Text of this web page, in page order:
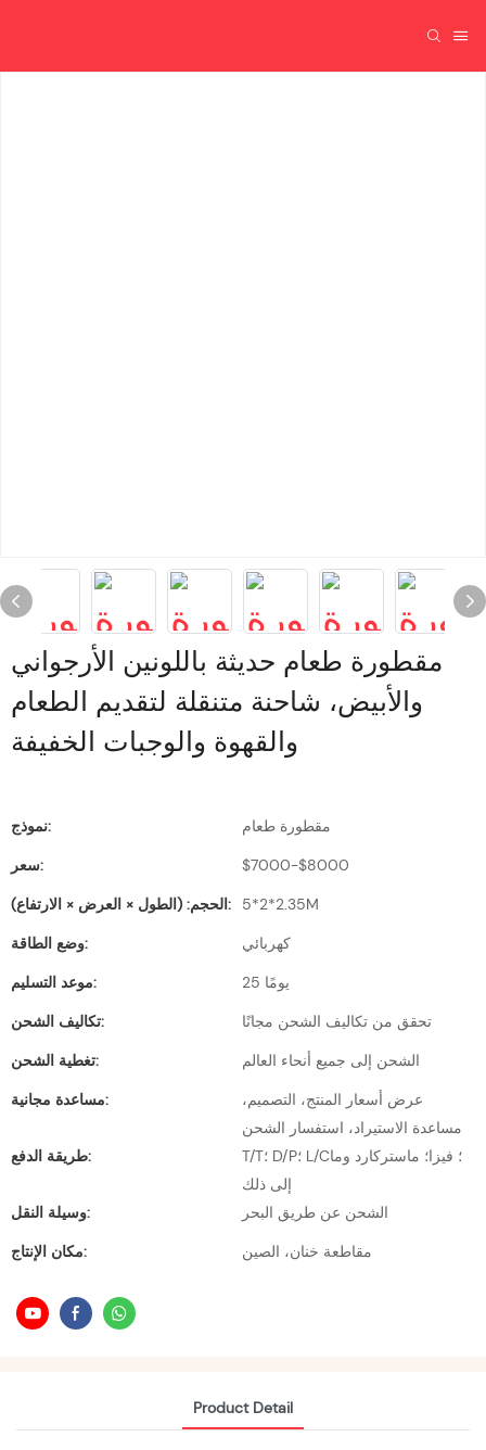
مقطورة طعام حديثة باللونين الأرجواني
والأبيض، شاحنة متنقلة لتقديم الطعام
والقهوة والوجبات الخفيفة
نموذج:
مقطورة طعام
سعر:
$7000-$8000
الحجم: (الطول × العرض × الارتفاع):
5*2*2.35M
وضع الطاقة:
كهربائي
موعد التسليم:
25 يومًا
تكاليف الشحن:
تحقق من تكاليف الشحن مجانًا
تغطية الشحن:
الشحن إلى جميع أنحاء العالم
مساعدة مجانية:
عرض أسعار المنتج، التصميم،
مساعدة الاستيراد، استفسار الشحن
طريقة الدفع:
T/T؛ D/P؛ L/C؛ فيزا؛ ماستركارد وما
إلى ذلك
وسيلة النقل:
الشحن عن طريق البحر
مكان الإنتاج:
مقاطعة خنان، الصين
Product Detail